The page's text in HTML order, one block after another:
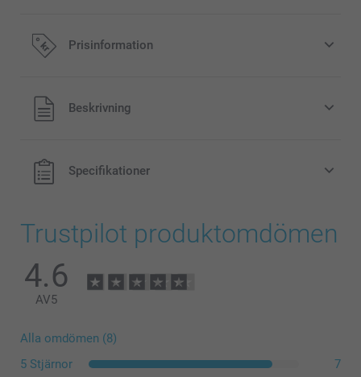
Prisinformation
Alla priser är i svenska kronor (SEK), inklusive moms och
exklusive porto.
Beskrivning
Specifikationer
Trustpilot produktomdömen
4.6
AV5
Alla omdömen (8)
5 Stjärnor
7